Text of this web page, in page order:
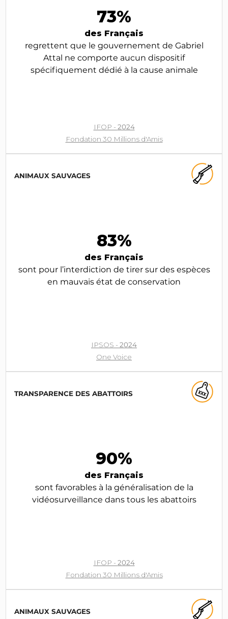
73%
des Français
regrettent que le gouvernement de Gabriel
Attal ne comporte aucun dispositif
spécifiquement dédié à la cause animale
IFOP - 2024
Fondation 30 Millions d'Amis
ANIMAUX SAUVAGES
83%
des Français
sont pour l’interdiction de tirer sur des espèces
en mauvais état de conservation
IPSOS - 2024
One Voice
TRANSPARENCE DES ABATTOIRS
90%
des Français
sont favorables à la généralisation de la
vidéosurveillance dans tous les abattoirs
IFOP - 2024
Fondation 30 Millions d'Amis
ANIMAUX SAUVAGES